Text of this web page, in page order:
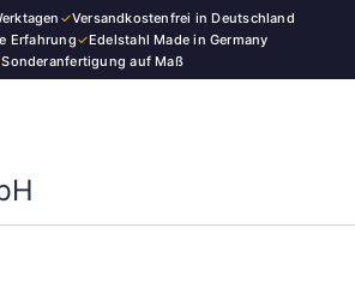
✓Versandkostenfrei in Deutschland
Erfahrung✓Edelstahl Made in Germany
Sonderanfertigung auf Maß